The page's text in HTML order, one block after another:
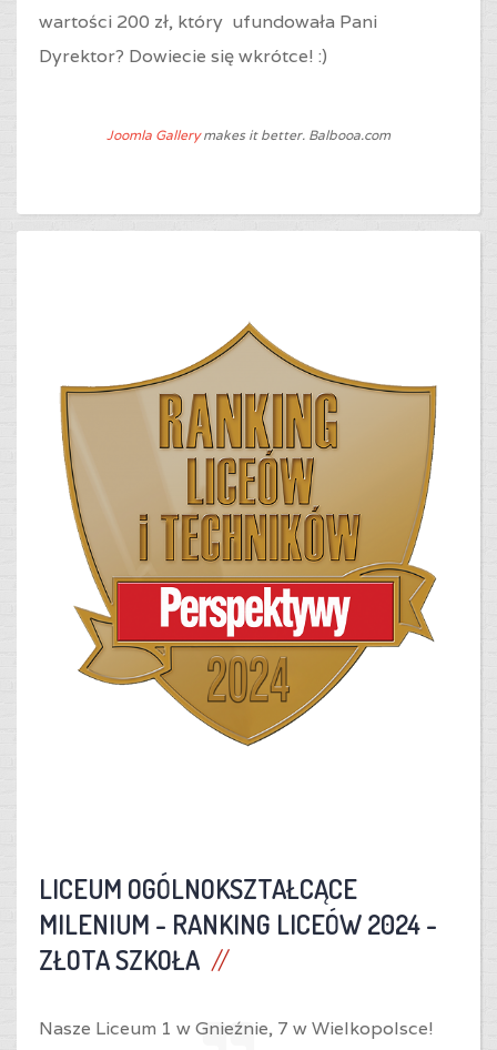
wartości 200 zł, który ufundowała Pani
Dyrektor? Dowiecie się wkrótce! :)
Joomla Gallerymakes it better. Balbooa.com
LICEUM OGÓLNOKSZTAŁCĄCE
MILENIUM - RANKING LICEÓW 2024 -
ZŁOTA SZKOŁA
Nasze Liceum 1 w Gnieźnie, 7 w Wielkopolsce!